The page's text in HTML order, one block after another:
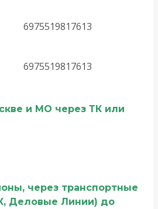
6975519817613
6975519817613
и МО через ТК или
через транспортные
Деловые Линии) до